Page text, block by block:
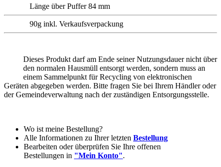
Länge über Puffer 84 mm
90g inkl. Verkaufsverpackung
Dieses Produkt darf am Ende seiner Nutzungsdauer nicht über
den normalen Hausmüll entsorgt werden, sondern muss an
einem Sammelpunkt für Recycling von elektronischen
Geräten abgegeben werden. Bitte fragen Sie bei Ihrem Händler oder
der Gemeindeverwaltung nach der zuständigen Entsorgungsstelle.
Wo ist meine Bestellung?
Alle Informationen zu Ihrer letzten Bestellung
Bearbeiten oder überprüfen Sie Ihre offenen
Bestellungen in "Mein Konto".